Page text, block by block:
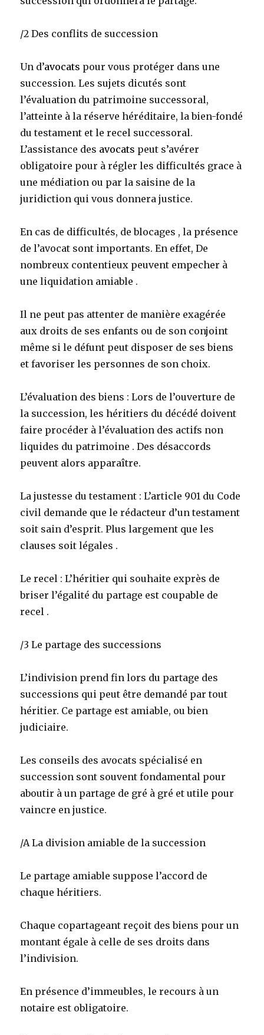
/2 Des conflits de succession
Un d’avocats pour vous protéger dans une
succession. Les sujets dicutés sont
l’évaluation du patrimoine successoral,
l’atteinte à la réserve héréditaire, la bien-fondé
du testament et le recel successoral.
L’assistance des avocats peut s’avérer
obligatoire pour à régler les difficultés grace à
une médiation ou par la saisine de la
juridiction qui vous donnera justice.
En cas de difficultés, de blocages , la présence
de l’avocat sont importants. En effet, De
nombreux contentieux peuvent empecher à
une liquidation amiable .
Il ne peut pas attenter de manière exagérée
aux droits de ses enfants ou de son conjoint
même si le défunt peut disposer de ses biens
et favoriser les personnes de son choix.
L’évaluation des biens : Lors de l’ouverture de
la succession, les héritiers du décédé doivent
faire procéder à l’évaluation des actifs non
liquides du patrimoine . Des désaccords
peuvent alors apparaître.
La justesse du testament : L’article 901 du Code
civil demande que le rédacteur d’un testament
soit sain d’esprit. Plus largement que les
clauses soit légales .
Le recel : L’héritier qui souhaite exprès de
briser l’égalité du partage est coupable de
recel .
/3 Le partage des successions
L’indivision prend fin lors du partage des
successions qui peut être demandé par tout
héritier. Ce partage est amiable, ou bien
judiciaire.
Les conseils des avocats spécialisé en
succession sont souvent fondamental pour
aboutir à un partage de gré à gré et utile pour
vaincre en justice.
/A La division amiable de la succession
Le partage amiable suppose l’accord de
chaque héritiers.
Chaque copartageant reçoit des biens pour un
montant égale à celle de ses droits dans
l’indivision.
En présence d’immeubles, le recours à un
notaire est obligatoire.